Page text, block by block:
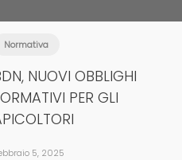
Normativa
NUOVI OBBLIGHI
PER GLI
5, 2025